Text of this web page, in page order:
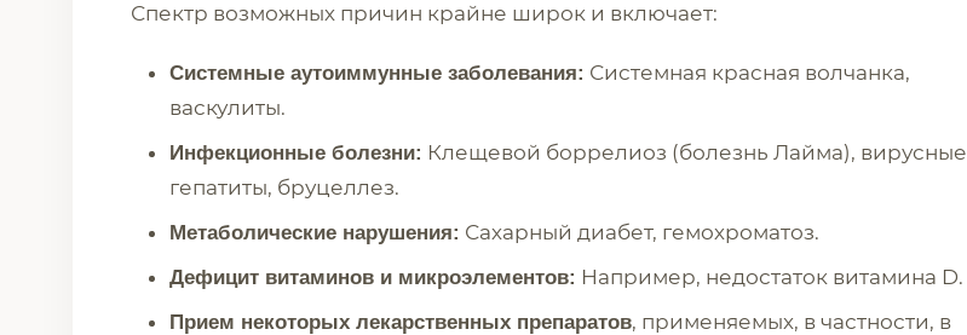
Спектр возможных причин крайне широк и включает:
Системные аутоиммунные заболевания: Системная красная волчанка,
васкулиты.
Инфекционные болезни: Клещевой боррелиоз (болезнь Лайма), вирусные
гепатиты, бруцеллез.
Метаболические нарушения: Сахарный диабет, гемохроматоз.
Дефицит витаминов и микроэлементов: Например, недостаток витамина D.
Прием некоторых лекарственных препаратов, применяемых, в частности, в